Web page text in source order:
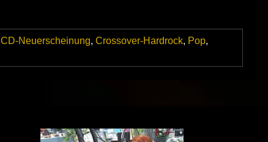
CD-Neuerscheinung, Crossover-Hardrock, Pop,